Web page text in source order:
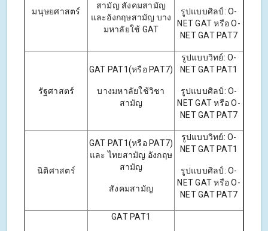
มนุษยศาสตร์
สามัญ สังคมสามัญ
และอังกฤษสามัญ บาง
มหาลัยใช้ GAT
รูปแบบศิลป์: O-
NET GAT หรือ O-
NET GAT PAT7
รัฐศาสตร์
GAT PAT1(หรือ PAT7)
บางมหาลัยใช้วิชา
สามัญ
รูปแบบวิทย์: O-
NET GAT PAT1
รูปแบบศิลป์: O-
NET GAT หรือ O-
NET GAT PAT7
นิติศาสตร์
GAT PAT1(หรือ PAT7)
และ ไทยสามัญ อังกฤษ
สามัญ
สังคมสามัญ
รูปแบบวิทย์: O-
NET GAT PAT1
รูปแบบศิลป์: O-
NET GAT หรือ O-
NET GAT PAT7
GAT PAT1